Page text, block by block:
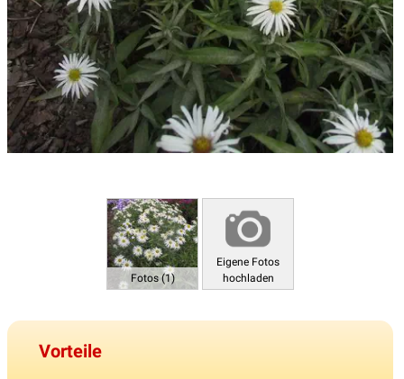
Fotos (1)
Eigene Fotos
hochladen
Vorteile